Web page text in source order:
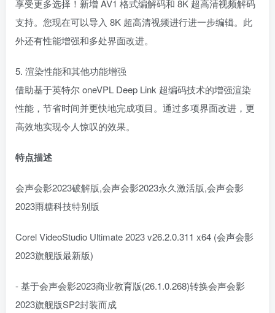
享受更多选择！新增 AV1 格式编解码和 8K 超高清视频解码
支持。您现在可以导入 8K 超高清视频进行进一步编辑。此
外还有性能增强和多处界面改进。
5. 渲染性能和其他功能增强
借助基于英特尔 oneVPL Deep Link 超编码技术的增强渲染
性能，节省时间并更快地完成项目。通过多项界面改进，更
高效地实现令人惊叹的效果。
特点描述
会声会影2023破解版,会声会影2023永久激活版,会声会影
2023雨糖科技特别版
Corel VideoStudio Ultimate 2023 v26.2.0.311 x64 (会声会影
2023旗舰版最新版)
- 基于会声会影2023商业教育版(26.1.0.268)转换会声会影
2023旗舰版SP2封装而成